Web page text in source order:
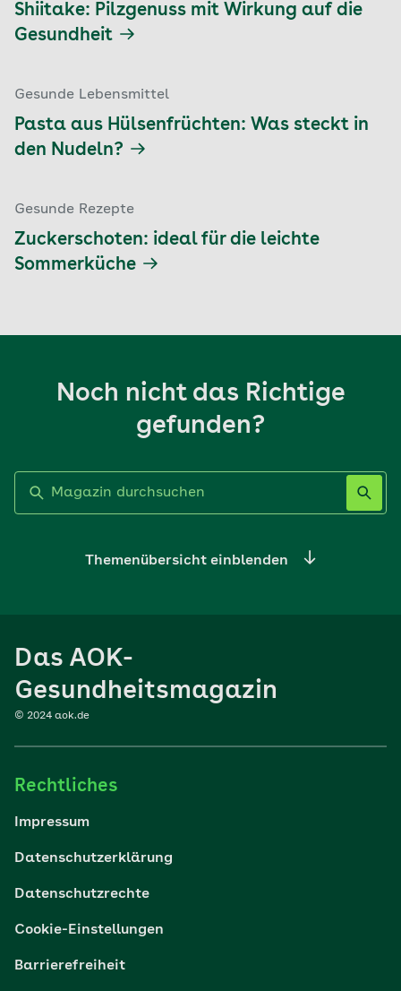
Shiitake: Pilzgenuss mit Wirkung auf die
Gesundheit
Gesunde Lebensmittel
Pasta aus Hülsenfrüchten: Was steckt in
den Nudeln?
Gesunde Rezepte
Zuckerschoten: ideal für die leichte
Sommerküche
Noch nicht das Richtige
gefunden?
Themenübersicht einblenden
Sport
Reisen
Wohlbefinden
Digital gesund
Das AOK-
Gesundheitsmagazin
© 2024 aok.de
Rechtliches
Impressum
Datenschutzerklärung
Datenschutzrechte
Cookie-Einstellungen
Barrierefreiheit